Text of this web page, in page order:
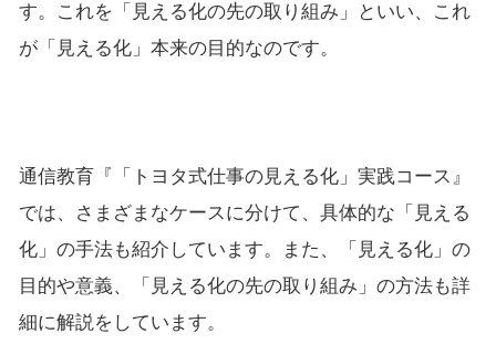
す。これを「見える化の先の取り組み」といい、これ
が「見える化」本来の目的なのです。
通信教育『「トヨタ式仕事の見える化」実践コース』
では、さまざまなケースに分けて、具体的な「見える
化」の手法も紹介しています。また、「見える化」の
目的や意義、「見える化の先の取り組み」の方法も詳
細に解説をしています。